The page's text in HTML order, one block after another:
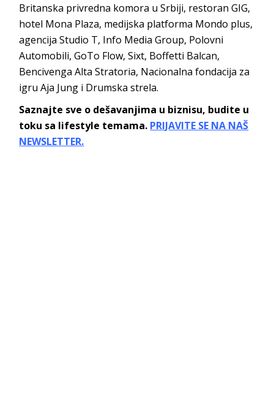
Britanska privredna komora u Srbiji, restoran GIG,
hotel Mona Plaza, medijska platforma Mondo plus,
agencija Studio T, Info Media Group, Polovni
Automobili, GoTo Flow, Sixt, Boffetti Balcan,
Bencivenga Alta Stratoria, Nacionalna fondacija za
igru Aja Jung i Drumska strela.
Saznajte sve o dešavanjima u biznisu, budite u
toku sa lifestyle temama. PRIJAVITE SE NA NAŠ
NEWSLETTER.